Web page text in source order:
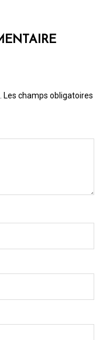
Les champs obligatoires